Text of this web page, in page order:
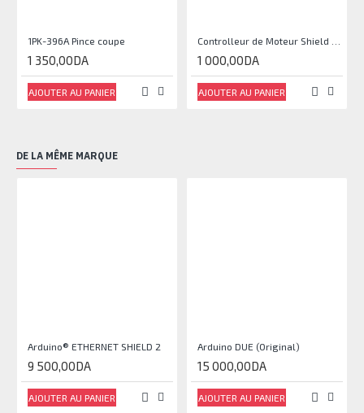
1PK-396A Pince coupe
1 350,00DA
AJOUTER AU PANIER
1 000,00DA
AJOUTER AU PANIER
DE LA MÊME MARQUE
Arduino® ETHERNET SHIELD 2
9 500,00DA
AJOUTER AU PANIER
Arduino DUE (Original)
15 000,00DA
AJOUTER AU PANIER